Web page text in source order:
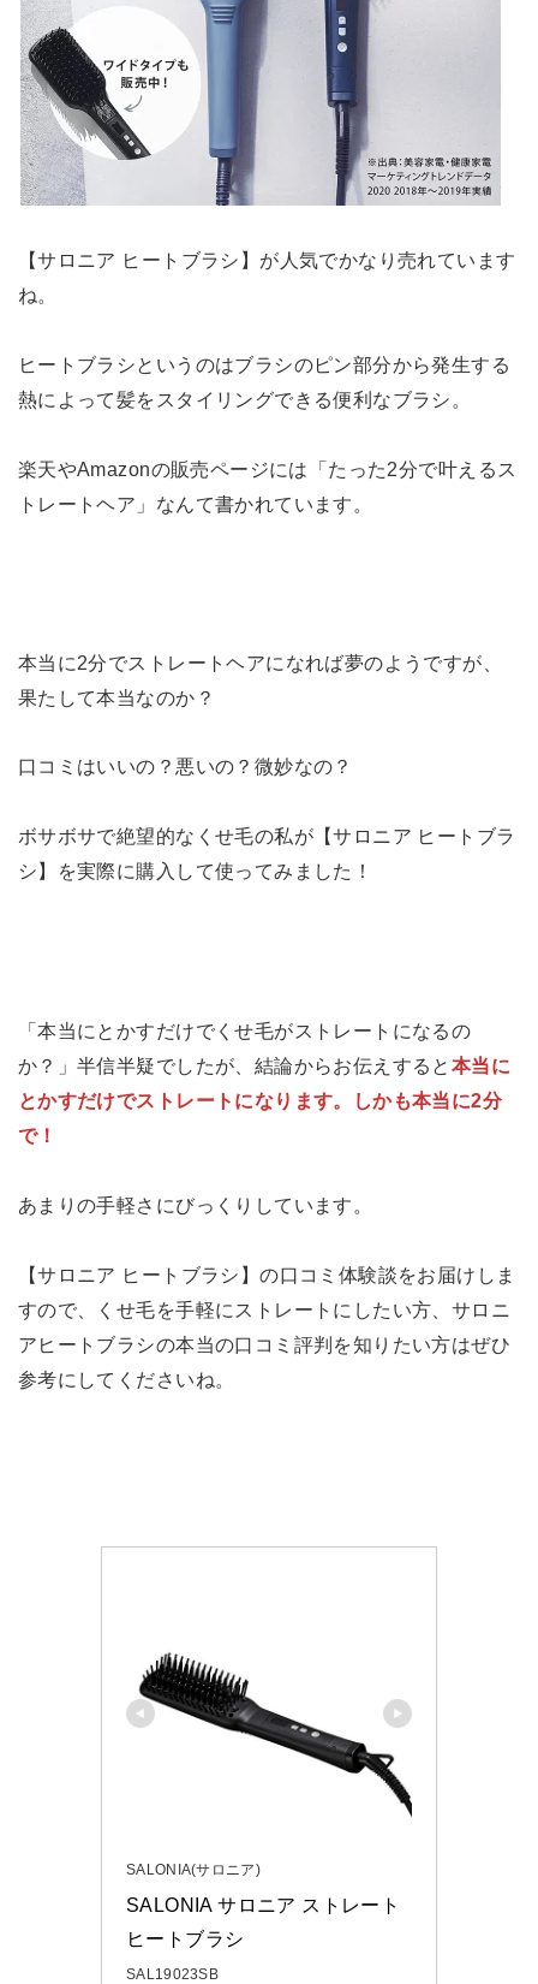
【サロニア ヒートブラシ】が人気でかなり売れています
ね。
ヒートブラシというのはブラシのピン部分から発生する
熱によって髪をスタイリングできる便利なブラシ。
楽天やAmazonの販売ページには「たった2分で叶えるス
トレートヘア」なんて書かれています。
本当に2分でストレートヘアになれば夢のようですが、
果たして本当なのか？
口コミはいいの？悪いの？微妙なの？
ボサボサで絶望的なくせ毛の私が【サロニア ヒートブラ
シ】を実際に購入して使ってみました！
「本当にとかすだけでくせ毛がストレートになるの
か？」半信半疑でしたが、結論からお伝えすると 本当に
とかすだけでストレートになります。しかも本当に2分
で！
あまりの手軽さにびっくりしています。
【サロニア ヒートブラシ】の口コミ体験談をお届けしま
すので、くせ毛を手軽にストレートにしたい方、サロニ
アヒートブラシの本当の口コミ評判を知りたい方はぜひ
参考にしてくださいね。
SALONIA(サロニア)
SALONIA サロニア ストレート
ヒートブラシ
SAL19023SB